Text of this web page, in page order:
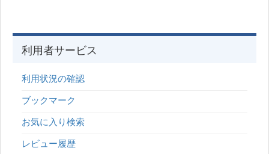
利用者サービス
利用状況の確認
ブックマーク
お気に入り検索
レビュー履歴